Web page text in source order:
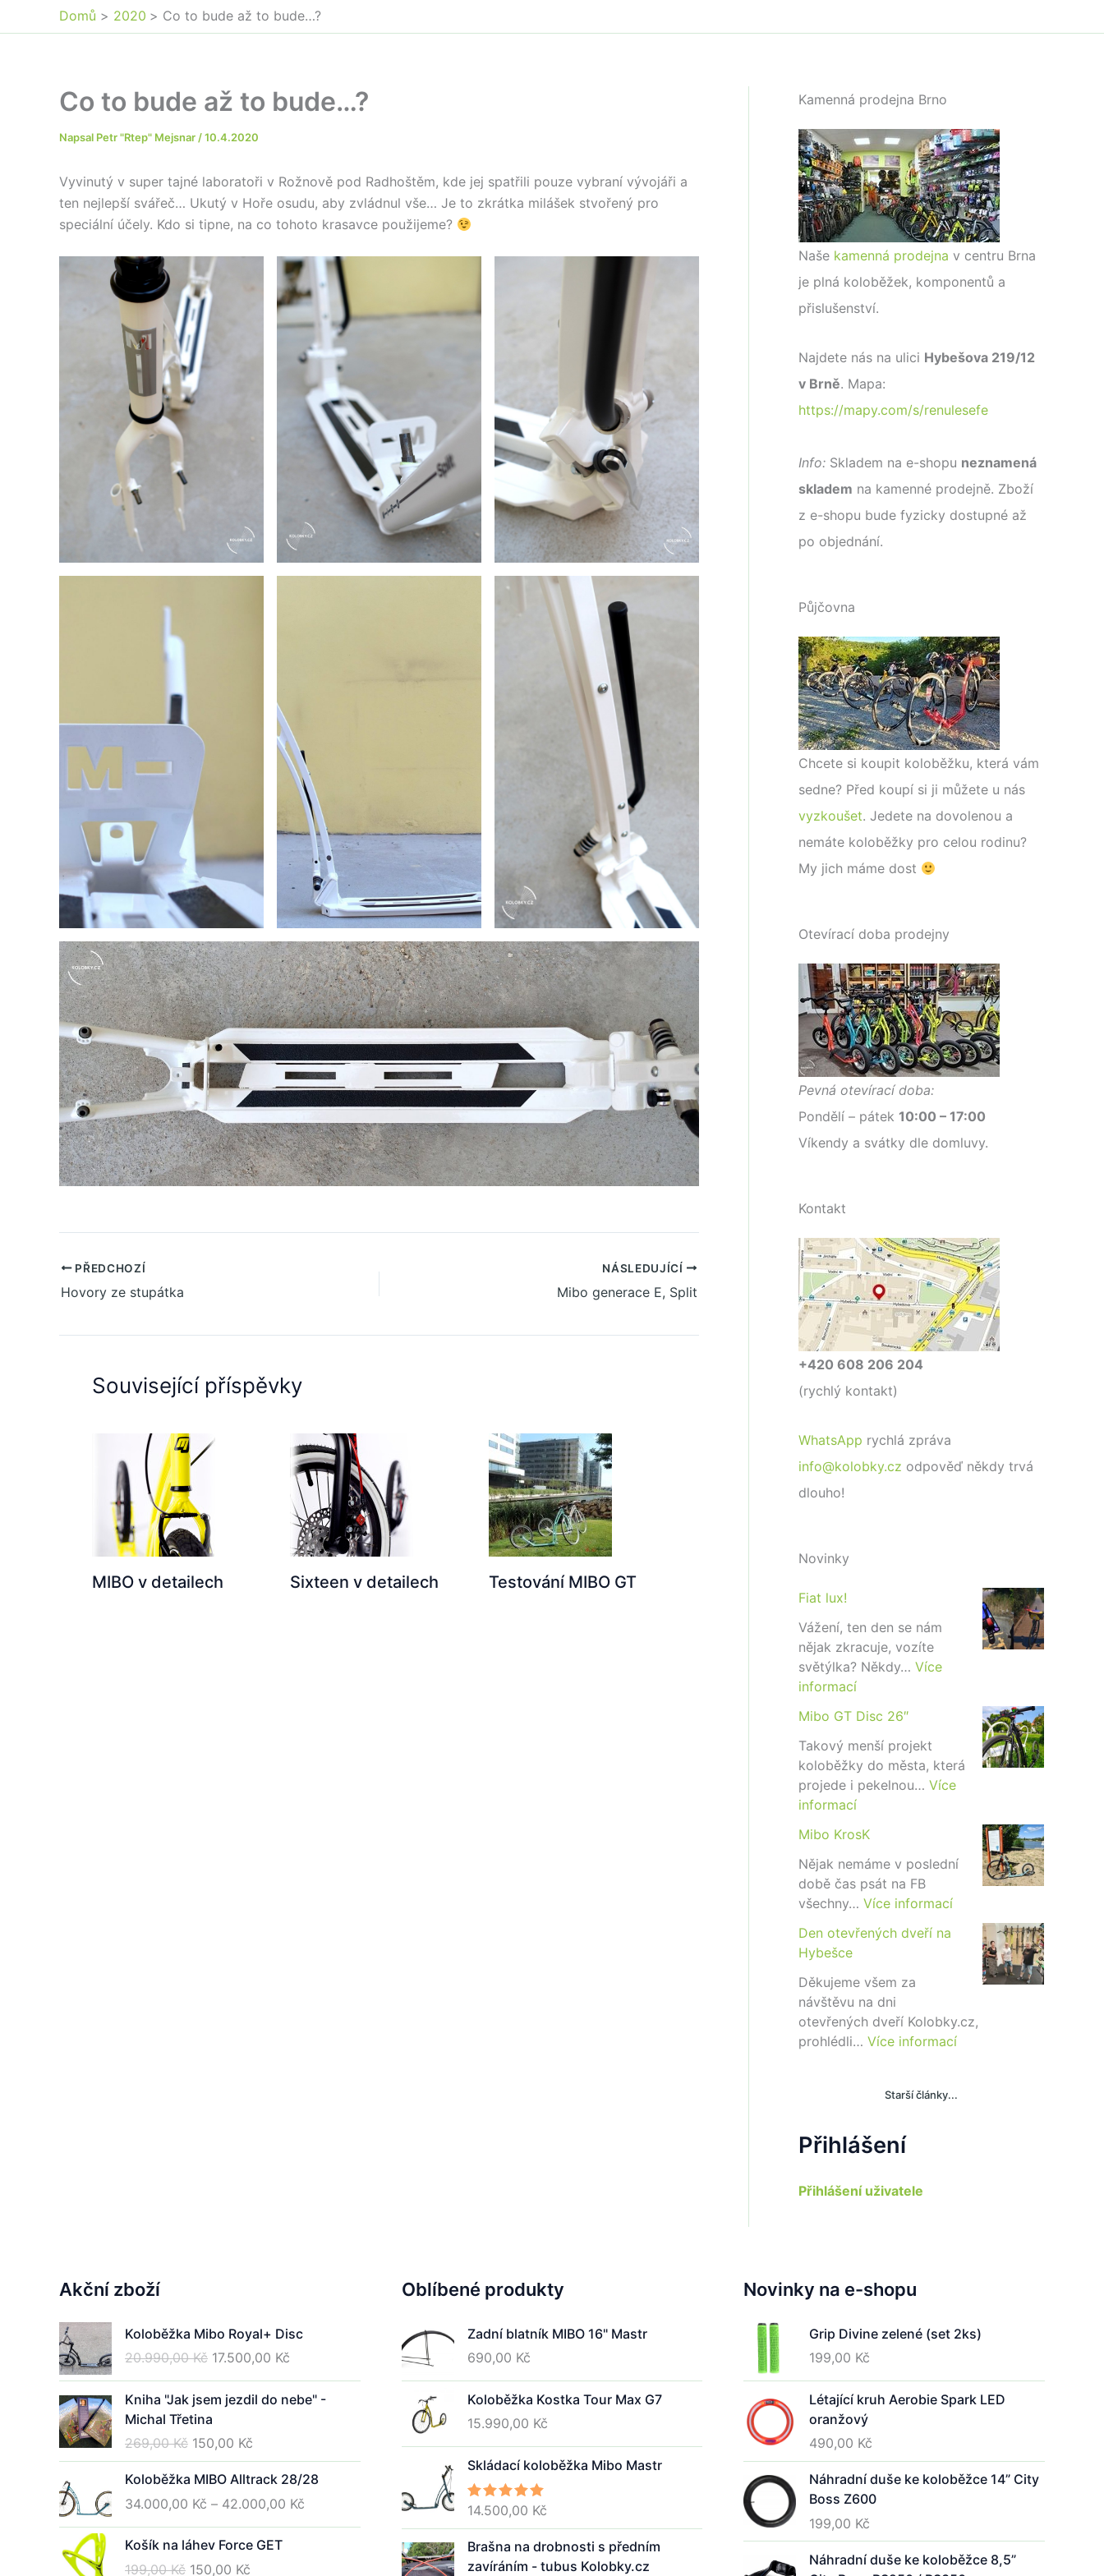
Domů 2020 Co to bude až to bude…?
Co to bude až to bude…?
Napsal Petr "Rtep" Mejsnar /10.4.2020
Vyvinutý v super tajné laboratoři v Rožnově pod Radhoštěm, kde jej spatřili pouze vybraní vývojáři a
ten nejlepší svářeč… Ukutý v Hoře osudu, aby zvládnul vše… Je to zkrátka milášek stvořený pro
speciální účely. Kdo si tipne, na co tohoto krasavce použijeme?
PŘEDCHOZÍ
Hovory ze stupátka
NÁSLEDUJÍCÍ
Mibo generace E, Split
Související příspěvky
MIBO v detailech Sixteen v detailech Testování MIBO GT
Kamenná prodejna Brno
Naše kamenná prodejna v centru Brna
je plná koloběžek, komponentů a
přislušenství.
Najdete nás na ulici Hybešova 219/12
v Brně. Mapa:
https://mapy.com/s/renulesefe
Info: Skladem na e-shopu neznamená
skladem na kamenné prodejně. Zboží
z e-shopu bude fyzicky dostupné až
po objednání.
Půjčovna
Chcete si koupit koloběžku, která vám
sedne? Před koupí si ji můžete u nás
vyzkoušet. Jedete na dovolenou a
nemáte koloběžky pro celou rodinu?
My jich máme dost
Otevírací doba prodejny
Pevná otevírací doba:
Pondělí – pátek 10:00 – 17:00
Víkendy a svátky dle domluvy.
Kontakt
+420 608 206 204
(rychlý kontakt)
WhatsApp rychlá zpráva
info@kolobky.cz odpověď někdy trvá
dlouho!
Novinky
Fiat lux!
Vážení, ten den se nám
nějak zkracuje, vozíte
světýlka? Někdy… Více
informací:
i
a
t
l
u
!
Mibo GT Disc 26″
Takový menší projekt
koloběžky do města, která
projede i pekelnou… Více
informací:
i
b
o
G
D
s
c
2
6
Mibo KrosK
Nějak nemáme v poslední
době čas psát na FB
všechny… Více informací:
r
o
Den otevřených dveří na
Hybešce
Děkujeme všem za
návštěvu na dni
otevřených dveří Kolobky.cz,
prohlédli… Více informací:
n
v
í
y
c
e
Starší články...
Přihlášení
Přihlášení uživatele
Akční zboží
Koloběžka Mibo Royal+ Disc
20.990,00Kč Původní
cena
byla:
20.990,00 Kč.
17.500,00 Kč
cena
je:
Kniha "Jak jsem jezdil do nebe" -
Michal Třetina
269,00Kč Původní
cena
byla:
269,00 Kč.
150,00 Kč
cena
je:
150,00 Kč.
Koloběžka MIBO Alltrack 28/28
34.000,00 Kč – 42.000,00 Kč
Košík na láhev Force GET
199,00Kč Původní
150,00 Kč
Oblíbené produkty
Zadní blatník MIBO 16" Mastr
690,00 Kč
Koloběžka Kostka Tour Max G7
15.990,00 Kč
Skládací koloběžka Mibo Mastr
Hodnocení
14.500,00 Kč
Brašna na drobnosti s předním
zavíráním - tubus Kolobky.cz
Novinky na e-shopu
Grip Divine zelené (set 2ks)
199,00 Kč
Létající kruh Aerobie Spark LED
oranžový
490,00 Kč
Náhradní duše ke koloběžce 14” City
Boss Z600
199,00 Kč
Náhradní duše ke koloběžce 8,5”